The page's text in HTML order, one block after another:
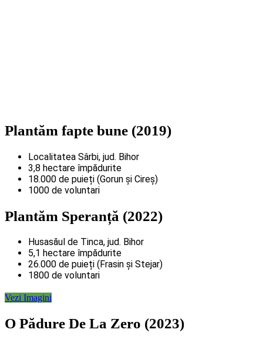
Plantăm fapte bune (2019)
Localitatea Sârbi, jud. Bihor
3,8 hectare împădurite
18.000 de puieți (Gorun și Cireș)
1000 de voluntari
Plantăm Speranță (2022)
Husasăul de Tinca, jud. Bihor
5,1 hectare împădurite
26.000 de puieți (Frasin și Stejar)
1800 de voluntari
Vezi Imagini
O Pădure De La Zero (2023)